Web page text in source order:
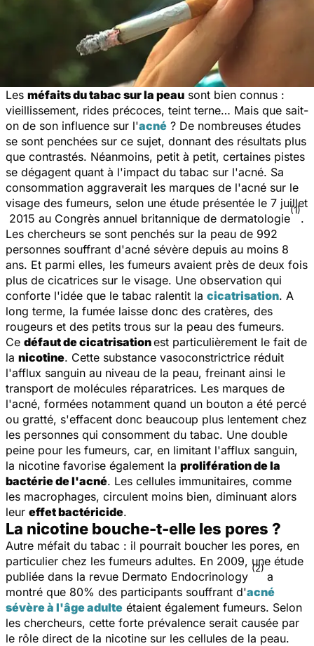
Les méfaits du tabac sur la peau sont bien connus :
vieillissement, rides précoces, teint terne… Mais que sait-
on de son influence sur l'acné ? De nombreuses études
se sont penchées sur ce sujet, donnant des résultats plus
que contrastés. Néanmoins, petit à petit, certaines pistes
se dégagent quant à l'impact du tabac sur l'acné. Sa
consommation aggraverait les marques de l'acné sur le
visage des fumeurs, selon une étude présentée le 7 juillet
2015 au Congrès annuel britannique de dermatologie
(1)
.
Les chercheurs se sont penchés sur la peau de 992
personnes souffrant d'acné sévère depuis au moins 8
ans. Et parmi elles, les fumeurs avaient près de deux fois
plus de cicatrices sur le visage. Une observation qui
conforte l'idée que le tabac ralentit la cicatrisation. A
long terme, la fumée laisse donc des cratères, des
rougeurs et des petits trous sur la peau des fumeurs.
Ce défaut de cicatrisationest particulièrement le fait de
la nicotine. Cette substance vasoconstrictrice réduit
l'afflux sanguin au niveau de la peau, freinant ainsi le
transport de molécules réparatrices. Les marques de
l'acné, formées notamment quand un bouton a été percé
ou gratté, s'effacent donc beaucoup plus lentement chez
les personnes qui consomment du tabac. Une double
peine pour les fumeurs, car, en limitant l'afflux sanguin,
la nicotine favorise également la prolifération de la
bactérie de l'acné. Les cellules immunitaires, comme
les macrophages, circulent moins bien, diminuant alors
leur effet bactéricide.
La nicotine bouche-t-elle les pores ?
Autre méfait du tabac : il pourrait boucher les pores, en
particulier chez les fumeurs adultes. En 2009, une étude
publiée dans la revue Dermato Endocrinology
(2)
a
montré que 80% des participants souffrant d'acné
sévère à l'âge adulte étaient également fumeurs. Selon
les chercheurs, cette forte prévalence serait causée par
le rôle direct de la nicotine sur les cellules de la peau.